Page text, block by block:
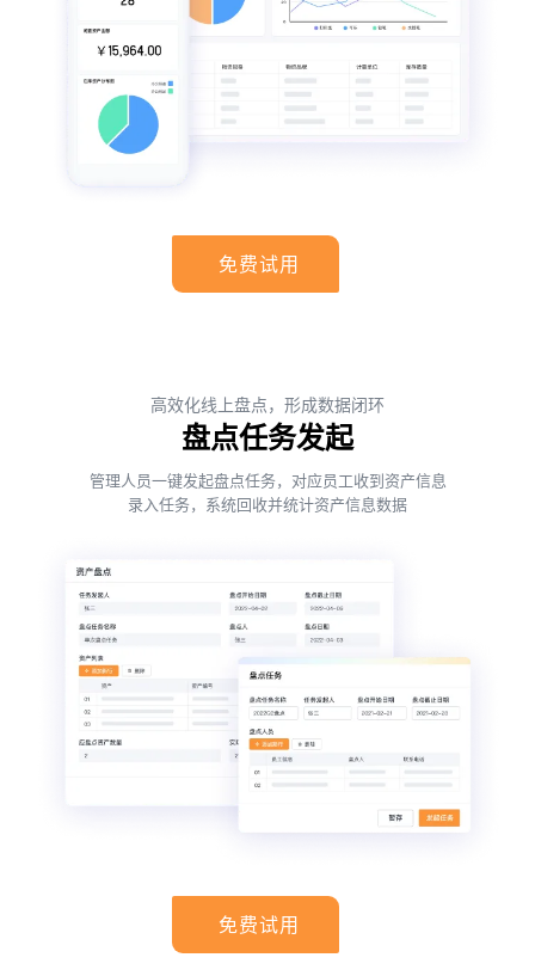
免费试用
高效化线上盘点，形成数据闭环
盘点任务发起
管理人员一键发起盘点任务，对应员工收到资产信息
录入任务，系统回收并统计资产信息数据
免费试用